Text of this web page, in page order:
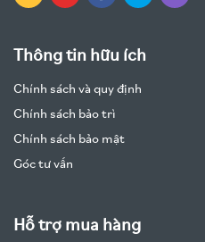
Thông tin hữu ích
Chính sách và quy định
Chính sách bảo trì
Chính sách bảo mật
Góc tư vấn
Hỗ trợ mua hàng